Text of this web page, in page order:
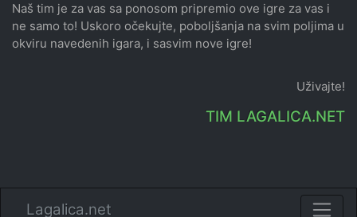
Naš tim je za vas sa ponosom pripremio ove igre za vas i
ne samo to! Uskoro očekujte, poboljšanja na svim poljima u
okviru navedenih igara, i sasvim nove igre!
Uživajte!
TIM LAGALICA.NET
Lagalica.net